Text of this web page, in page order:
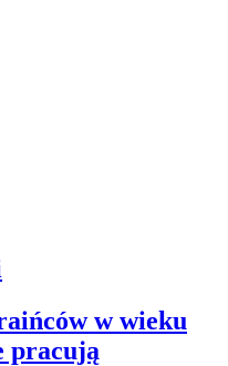
w wieku
pracują